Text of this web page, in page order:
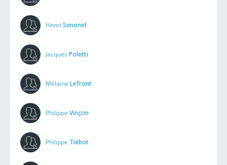
Henri Simonet
Jacques Poletti
Mélaine Lefront
Philippe Vinçon
Philippe Tiébot